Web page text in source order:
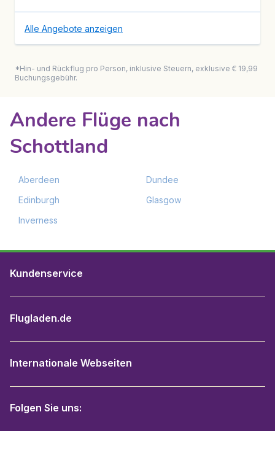
Alle Angebote anzeigen
*Hin- und Rückflug pro Person, inklusive Steuern, exklusive € 19,99
Buchungsgebühr.
Andere Flüge nach
Schottland
Aberdeen
Dundee
Edinburgh
Glasgow
Inverness
Kundenservice
Flugladen.de
Internationale Webseiten
Folgen Sie uns: